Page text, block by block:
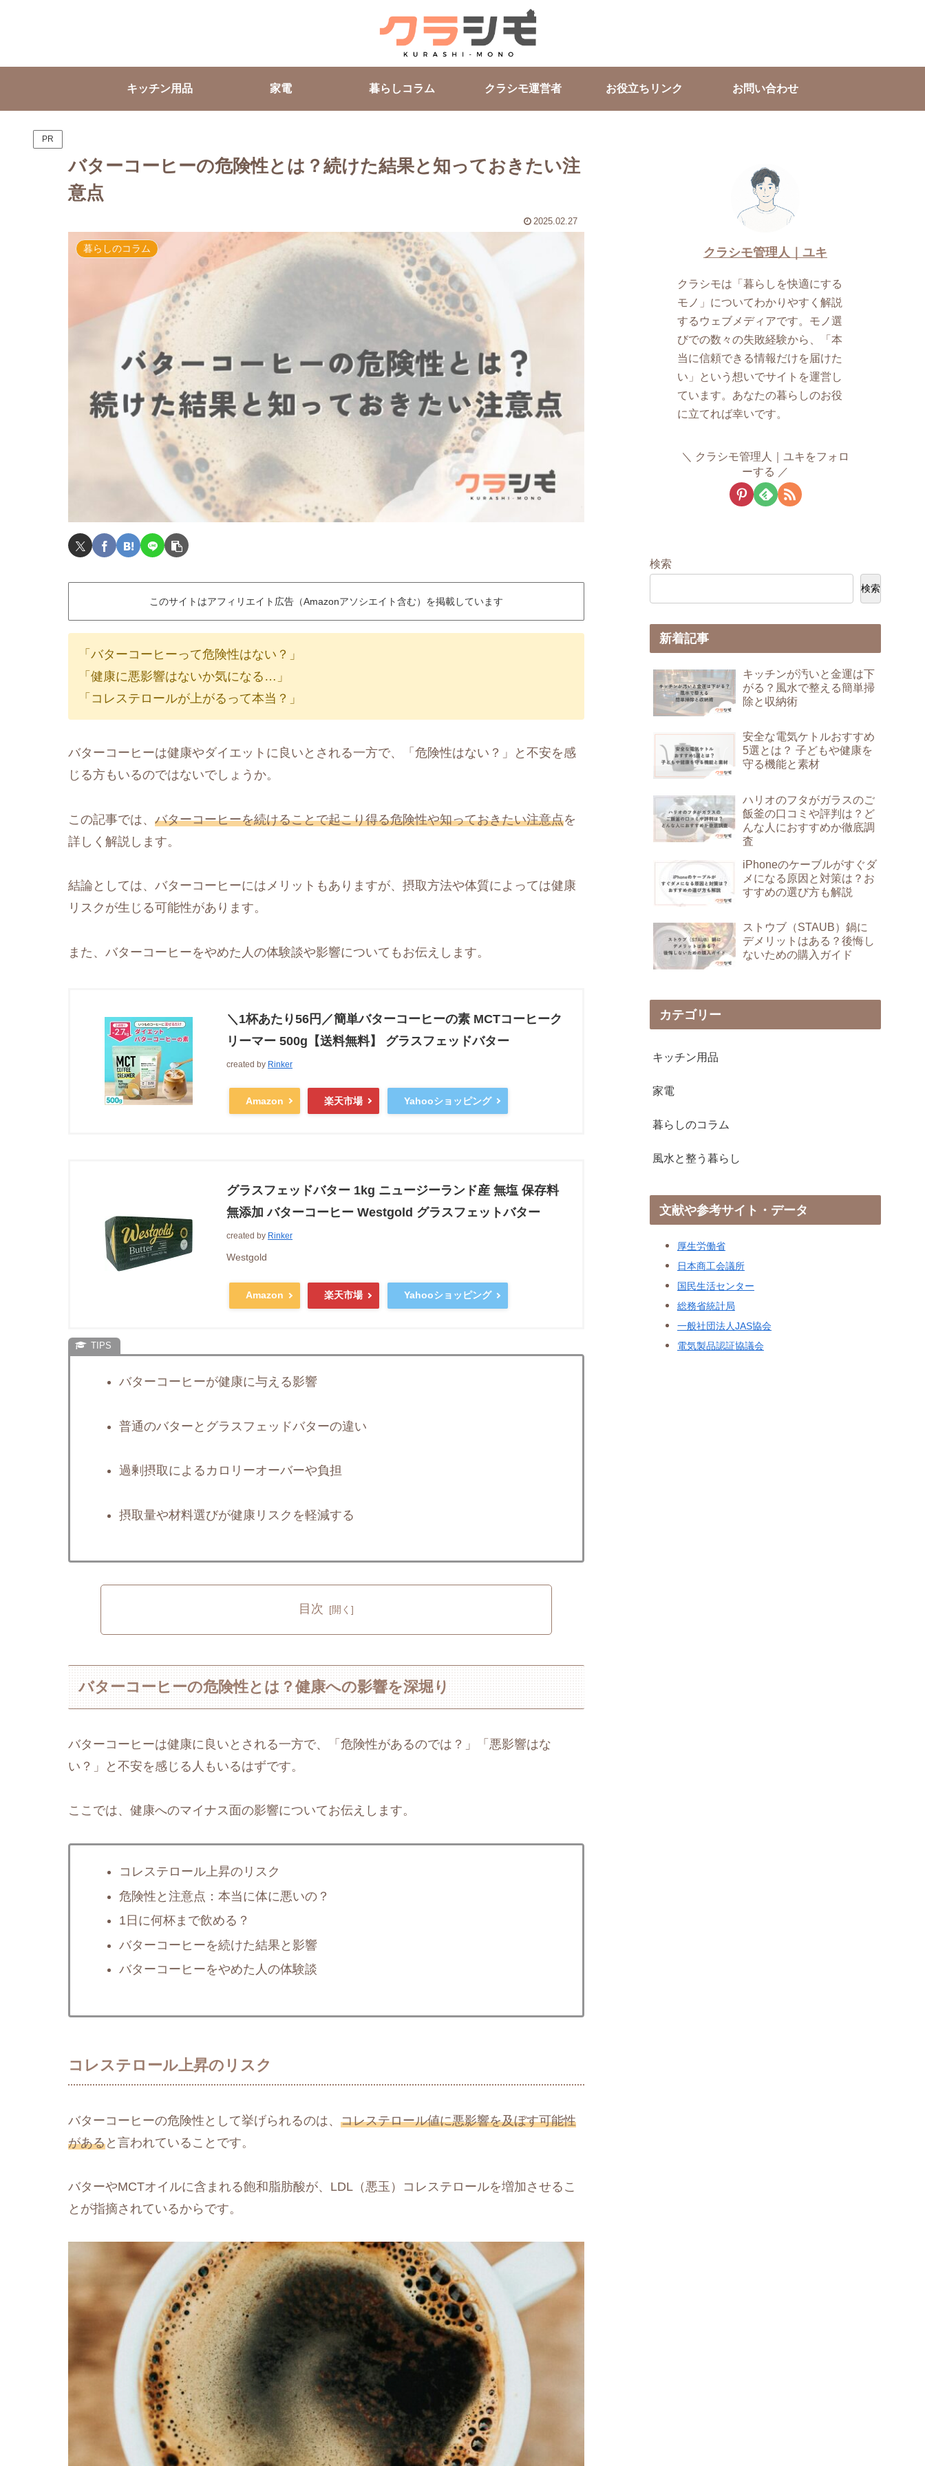
キッチン用品 家電 暮らしコラム クラシモ運営者 お役立ちリンク お問い合わせ
PR
バターコーヒーの危険性とは？続けた結果と知っておきたい注
意点
2025.02.27
暮らしのコラム
このサイトはアフィリエイト広告（Amazonアソシエイト含む）を掲載しています
「バターコーヒーって危険性はない？」
「健康に悪影響はないか気になる…」
「コレステロールが上がるって本当？」
バターコーヒーは健康やダイエットに良いとされる一方で、「危険性はない？」と不安を感
じる方もいるのではないでしょうか。
この記事では、 バターコーヒーを続けることで起こり得る危険性や知っておきたい注意点を
詳しく解説します。
結論としては、バターコーヒーにはメリットもありますが、摂取方法や体質によっては健康
リスクが生じる可能性があります。
また、バターコーヒーをやめた人の体験談や影響についてもお伝えします。
＼1杯あたり56円／簡単バターコーヒーの素 MCTコーヒーク
リーマー 500g【送料無料】 グラスフェッドバター
created by Rinker
Amazon 楽天市場 Yahooショッピング
グラスフェッドバター 1kg ニュージーランド産 無塩 保存料
無添加 バターコーヒー Westgold グラスフェットバター
created by Rinker
Westgold
Amazon 楽天市場 Yahooショッピング
バターコーヒーが健康に与える影響
普通のバターとグラスフェッドバターの違い
過剰摂取によるカロリーオーバーや負担
摂取量や材料選びが健康リスクを軽減する
目次
バターコーヒーの危険性とは？健康への影響を深堀り
バターコーヒーは健康に良いとされる一方で、「危険性があるのでは？」「悪影響はな
い？」と不安を感じる人もいるはずです。
ここでは、健康へのマイナス面の影響についてお伝えします。
コレステロール上昇のリスク
危険性と注意点：本当に体に悪いの？
1日に何杯まで飲める？
バターコーヒーを続けた結果と影響
バターコーヒーをやめた人の体験談
コレステロール上昇のリスク
バターコーヒーの危険性として挙げられるのは、 コレステロール値に悪影響を及ぼす可能性
があると言われていることです。
バターやMCTオイルに含まれる飽和脂肪酸が、LDL（悪玉）コレステロールを増加させるこ
とが指摘されているからです。
クラシモ管理人｜ユキ
クラシモは「暮らしを快適にする
モノ」についてわかりやすく解説
するウェブメディアです。モノ選
びでの数々の失敗経験から、「本
当に信頼できる情報だけを届けた
い」という想いでサイトを運営し
ています。あなたの暮らしのお役
に立てれば幸いです。
クラシモ管理人｜ユキをフォロ
ーする
検索
検索
新着記事
キッチンが汚いと金運は下
がる？風水で整える簡単掃
除と収納術
安全な電気ケトルおすすめ
5選とは？ 子どもや健康を
守る機能と素材
ハリオのフタがガラスのご
飯釜の口コミや評判は？ど
んな人におすすめか徹底調
査
iPhoneのケーブルがすぐダ
メになる原因と対策は？お
すすめの選び方も解説
ストウブ（STAUB）鍋に
デメリットはある？後悔し
ないための購入ガイド
カテゴリー
キッチン用品
家電
暮らしのコラム
風水と整う暮らし
文献や参考サイト・データ
厚生労働省
日本商工会議所
国民生活センター
総務省統計局
一般社団法人JAS協会
電気製品認証協議会